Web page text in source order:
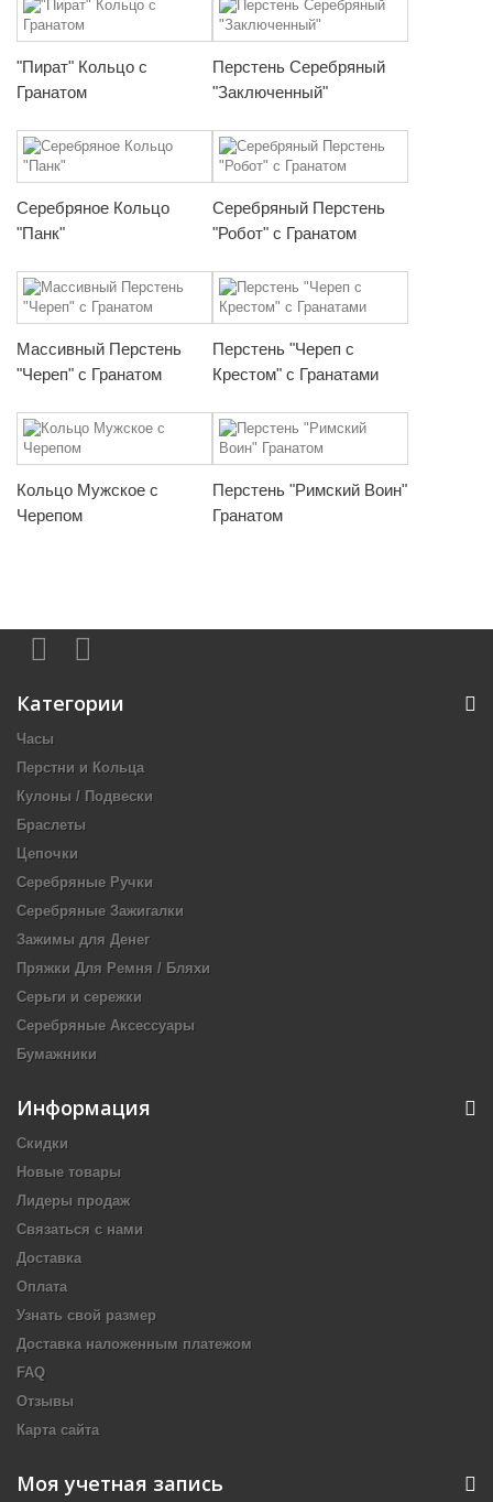
"Пират" Кольцо с
Гранатом
Перстень Серебряный
"Заключенный"
Серебряное Кольцо
"Панк"
Серебряный Перстень
"Робот" с Гранатом
Массивный Перстень
"Череп" с Гранатом
Перстень "Череп с
Крестом" с Гранатами
Кольцо Мужское с
Черепом
Перстень "Римский Воин"
Гранатом
Категории
Часы
Перстни и Кольца
Кулоны / Подвески
Браслеты
Цепочки
Серебряные Ручки
Серебряные Зажигалки
Зажимы для Денег
Пряжки Для Ремня / Бляхи
Серьги и сережки
Серебряные Аксессуары
Бумажники
Информация
Скидки
Новые товары
Лидеры продаж
Связаться с нами
Доставка
Оплата
Узнать свой размер
Доставка наложенным платежом
FAQ
Отзывы
Карта сайта
Моя учетная запись